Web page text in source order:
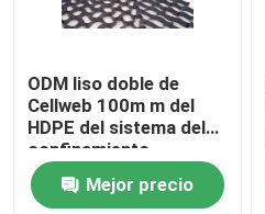
ODM liso doble de
Cellweb 100m m del
HDPE del sistema del
confinamiento
Mejor precio